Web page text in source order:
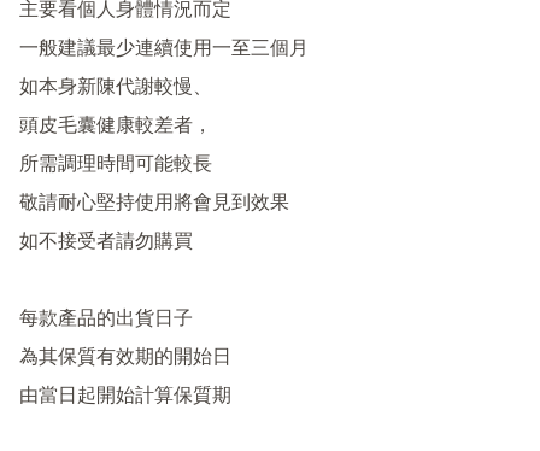
主要看個人身體情況而定
一般建議最少連續使用一至三個月
如本身新陳代謝較慢、
頭皮毛囊健康較差者，
所需調理時間可能較長
敬請耐心堅持使用將會見到效果
如不接受者請勿購買
每款產品的出貨日子
為其保質有效期的開始日
由當日起開始計算保質期